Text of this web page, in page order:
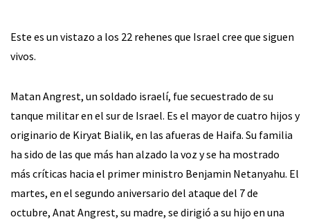
Este es un vistazo a los 22 rehenes que Israel cree que siguen
vivos.
Matan Angrest, un soldado israelí, fue secuestrado de su
tanque militar en el sur de Israel. Es el mayor de cuatro hijos y
originario de Kiryat Bialik, en las afueras de Haifa. Su familia
ha sido de las que más han alzado la voz y se ha mostrado
más críticas hacia el primer ministro Benjamin Netanyahu. El
martes, en el segundo aniversario del ataque del 7 de
octubre, Anat Angrest, su madre, se dirigió a su hijo en una